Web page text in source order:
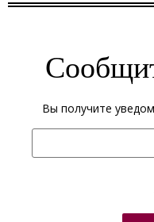
Вы получите
Добавить в